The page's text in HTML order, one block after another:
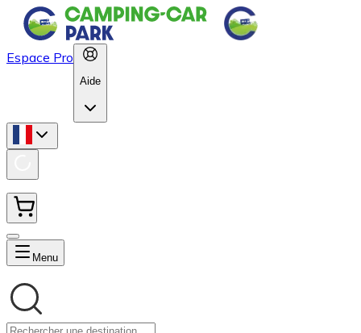
Espace Pro
Aide
Menu